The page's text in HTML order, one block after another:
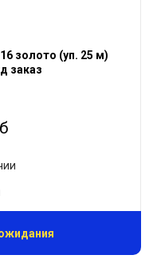
золото (уп. 25 м)
заказ